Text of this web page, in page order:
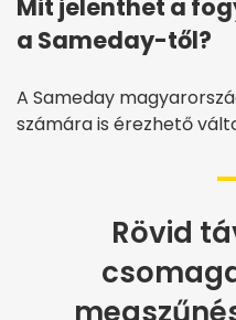
Mit jelenthet a
a Sameday-től?
A Sameday
számára is érezhető
Rövid